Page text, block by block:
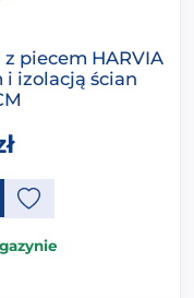
z piecem HARVIA
i izolacją ścian
ma opcje, które